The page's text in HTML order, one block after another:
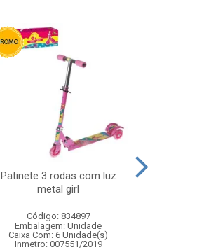
Patinete 3 rodas com luz
metal girl
Código: 834897
Embalagem: Unidade
Caixa Com: 6 Unidade(s)
Inmetro: 007551/2019